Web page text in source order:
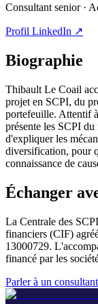
Consultant senior ·
Profil LinkedIn ↗
Biographie
Thibault Le Coail
projet en SCPI, du
portefeuille. Attentif
présente les SCPI
d'expliquer les
diversification, pour
connaissance de
Échanger
La Centrale des
financiers (CIF)
13000729.
financé par les
Parler à un consultant